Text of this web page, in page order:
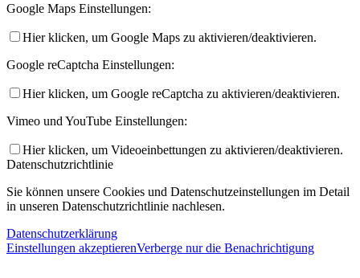
Google Maps Einstellungen:
Hier klicken, um Google Maps zu aktivieren/deaktivieren.
Google reCaptcha Einstellungen:
Hier klicken, um Google reCaptcha zu aktivieren/deaktivieren.
Vimeo und YouTube Einstellungen:
Hier klicken, um Videoeinbettungen zu aktivieren/deaktivieren.
Datenschutzrichtlinie
Sie können unsere Cookies und Datenschutzeinstellungen im Detail
in unseren Datenschutzrichtlinie nachlesen.
Datenschutzerklärung
Einstellungen akzeptierenVerberge nur die Benachrichtigung